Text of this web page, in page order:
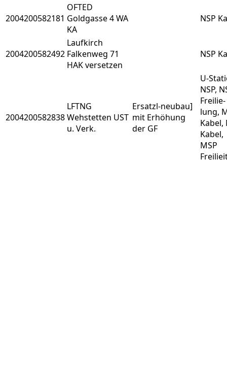
2004200582181
OFTED
Goldgasse 4 WA
KA
NSP
2004200582492
Laufkirch
Falkenweg 71
HAK versetzen
NSP
2004200582838
LFTNG
Wehstetten UST
u. Verk.
Ersatzl-neubau]
mit Erhöhung
der GF
U-
NSP,
Freilie-
lung,
Kabel,
Kabel,
MSP